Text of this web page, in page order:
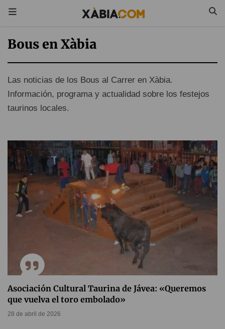
Bous en Xàbia
Las noticias de los Bous al Carrer en Xàbia.
Información, programa y actualidad sobre los festejos
taurinos locales.
Asociación Cultural Taurina de Jávea: «Queremos
que vuelva el toro embolado»
28 de abril de 2026